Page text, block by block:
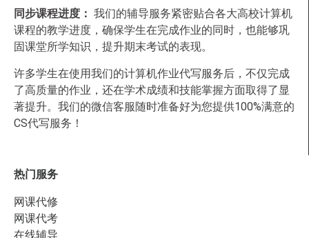
同步课程进度： 我们的辅导服务紧密贴合各大高校计算机
课程的教学进度，确保学生在完成作业的同时，也能够巩
固课堂所学知识，提升期末考试的表现。
许多学生在使用我们的计算机作业代写服务后，不仅完成
了高质量的作业，还在学术成绩和技能掌握方面取得了显
著提升。我们的微信客服随时准备好为您提供100%满意的
CS代写服务！
热门服务
网课代修
网课代考
在线辅导